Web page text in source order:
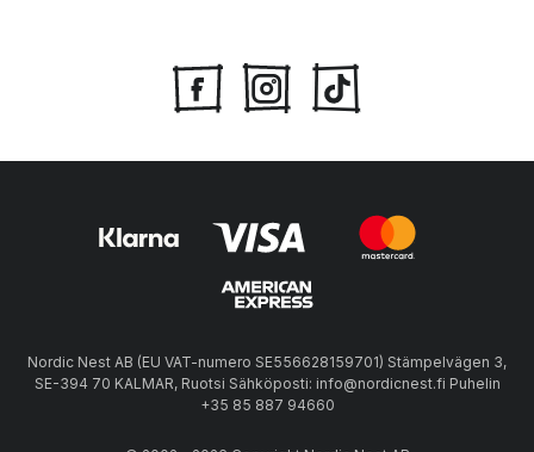
Nordic Nest AB (EU VAT-numero SE556628159701) Stämpelvägen 3,
SE-394 70 KALMAR, Ruotsi Sähköposti: info@nordicnest.fi Puhelin
+35 85 887 94660